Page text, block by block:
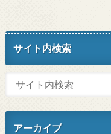
サイト内検索
アーカイブ